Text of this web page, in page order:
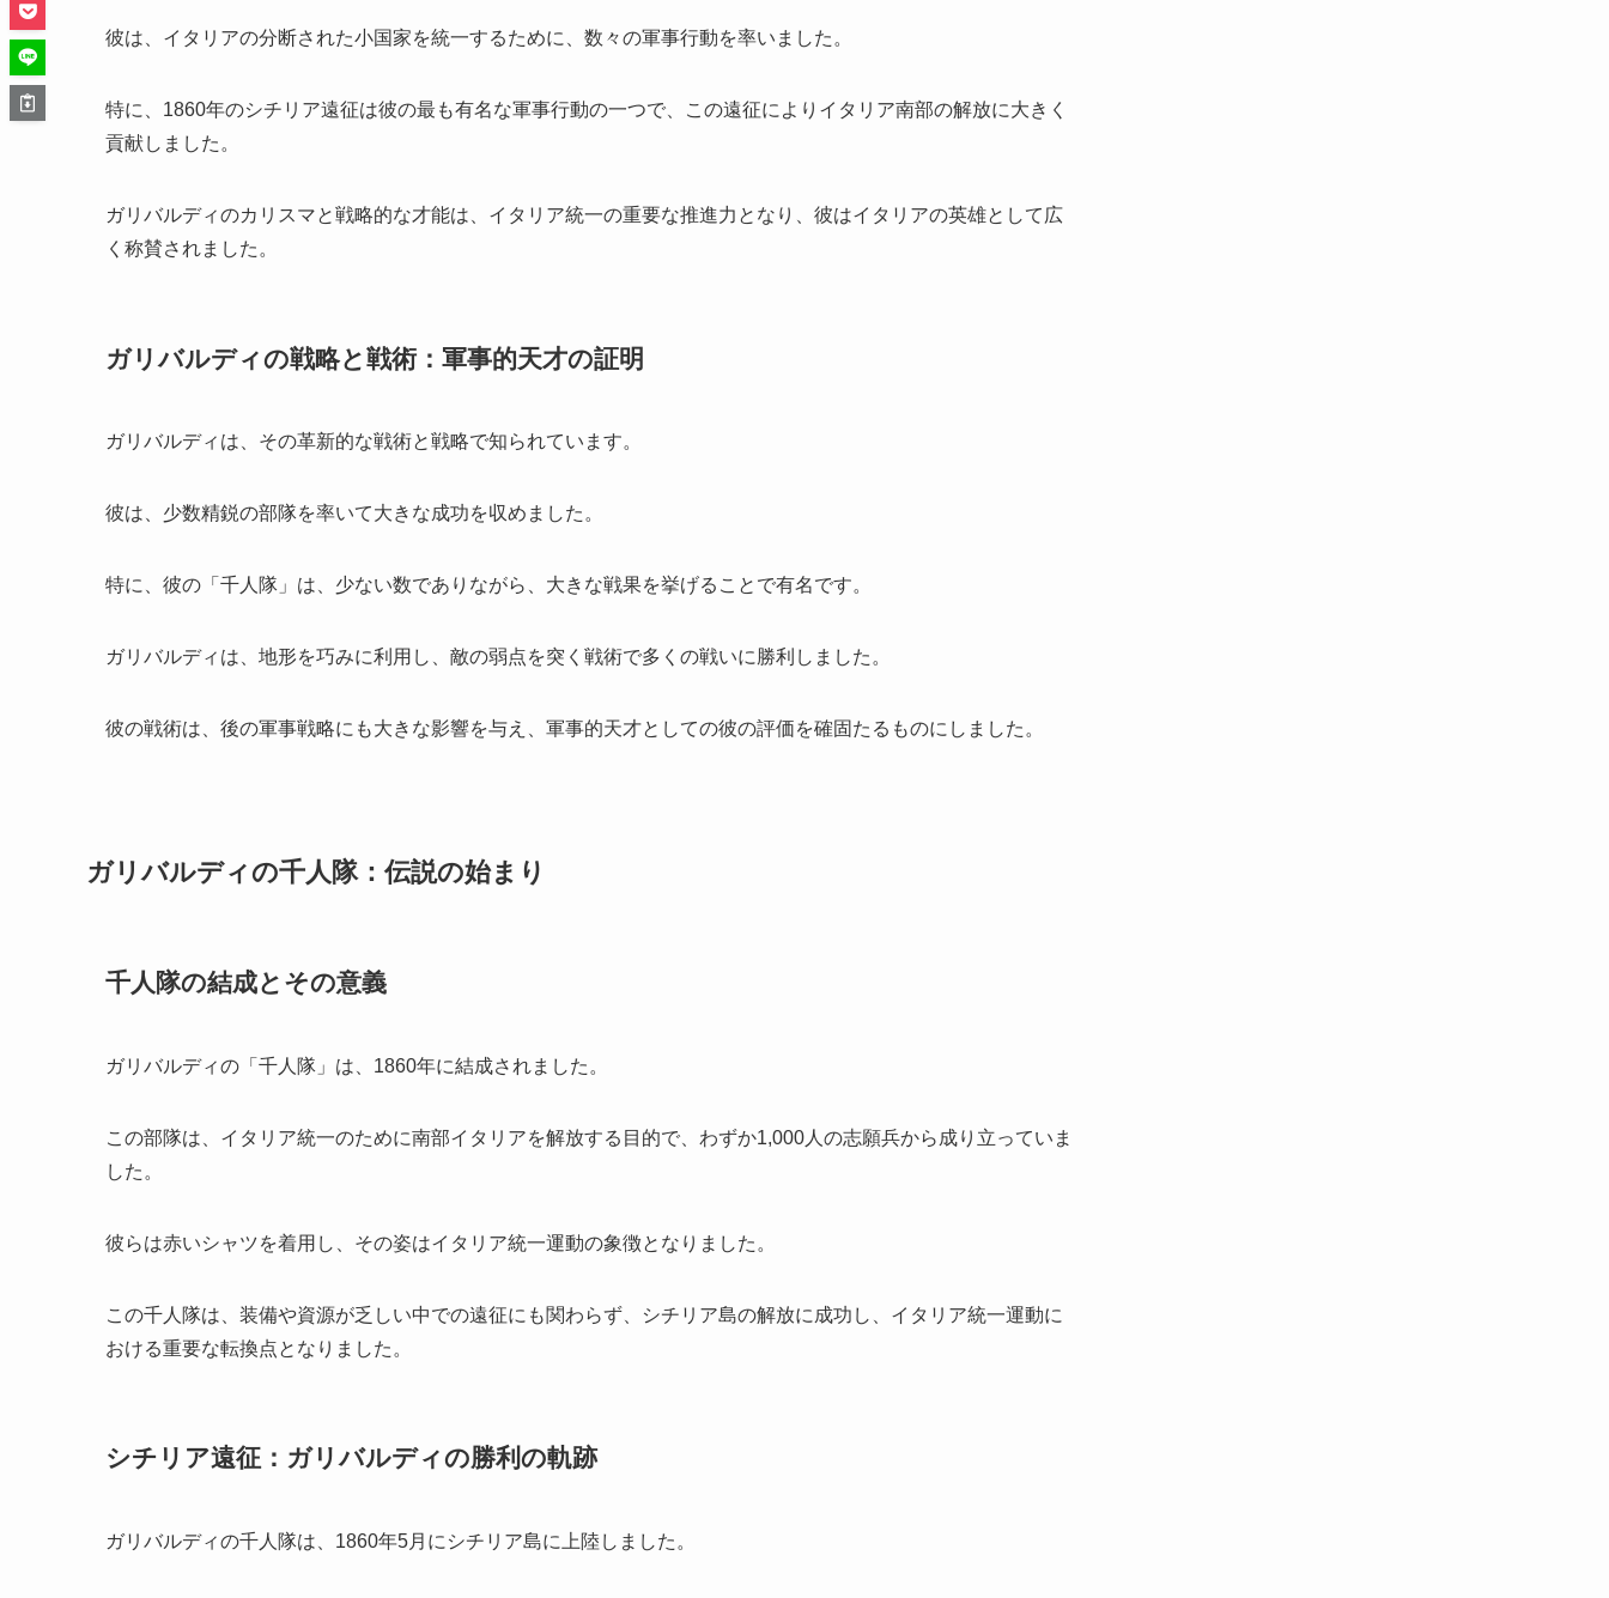
彼は、イタリアの分断された小国家を統一するために、数々の軍事行動を率いました。
特に、1860年のシチリア遠征は彼の最も有名な軍事行動の一つで、この遠征によりイタリア南部の解放に大きく
貢献しました。
ガリバルディのカリスマと戦略的な才能は、イタリア統一の重要な推進力となり、彼はイタリアの英雄として広
く称賛されました。
ガリバルディの戦略と戦術：軍事的天才の証明
ガリバルディは、その革新的な戦術と戦略で知られています。
彼は、少数精鋭の部隊を率いて大きな成功を収めました。
特に、彼の「千人隊」は、少ない数でありながら、大きな戦果を挙げることで有名です。
ガリバルディは、地形を巧みに利用し、敵の弱点を突く戦術で多くの戦いに勝利しました。
彼の戦術は、後の軍事戦略にも大きな影響を与え、軍事的天才としての彼の評価を確固たるものにしました。
ガリバルディの千人隊：伝説の始まり
千人隊の結成とその意義
ガリバルディの「千人隊」は、1860年に結成されました。
この部隊は、イタリア統一のために南部イタリアを解放する目的で、わずか1,000人の志願兵から成り立っていま
した。
彼らは赤いシャツを着用し、その姿はイタリア統一運動の象徴となりました。
この千人隊は、装備や資源が乏しい中での遠征にも関わらず、シチリア島の解放に成功し、イタリア統一運動に
おける重要な転換点となりました。
シチリア遠征：ガリバルディの勝利の軌跡
ガリバルディの千人隊は、1860年5月にシチリア島に上陸しました。